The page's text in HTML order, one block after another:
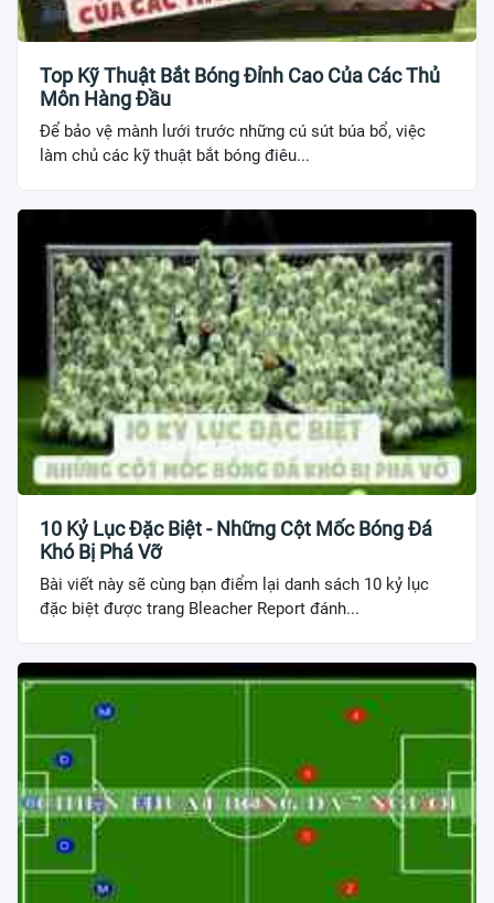
Top Kỹ Thuật Bắt Bóng Đỉnh Cao Của Các Thủ
Môn Hàng Đầu
Để bảo vệ mành lưới trước những cú sút búa bổ, việc
làm chủ các kỹ thuật bắt bóng điêu...
10 Kỷ Lục Đặc Biệt - Những Cột Mốc Bóng Đá
Khó Bị Phá Vỡ
Bài viết này sẽ cùng bạn điểm lại danh sách 10 kỷ lục
đặc biệt được trang Bleacher Report đánh...